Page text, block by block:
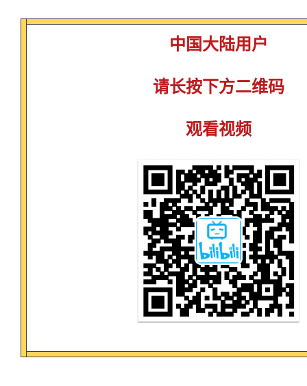
中国大陆用户
请长按下方二维码
观看视频